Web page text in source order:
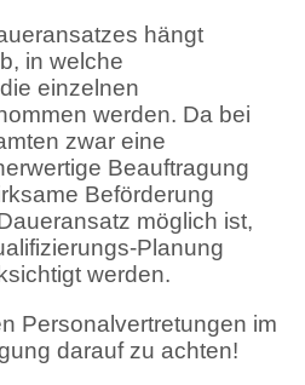
hängt
in welche
einzelnen
werden. Da bei
zwar eine
Beauftragung
Beförderung
möglich ist,
Planung
werden.
Personalvertretungen im
darauf zu achten!